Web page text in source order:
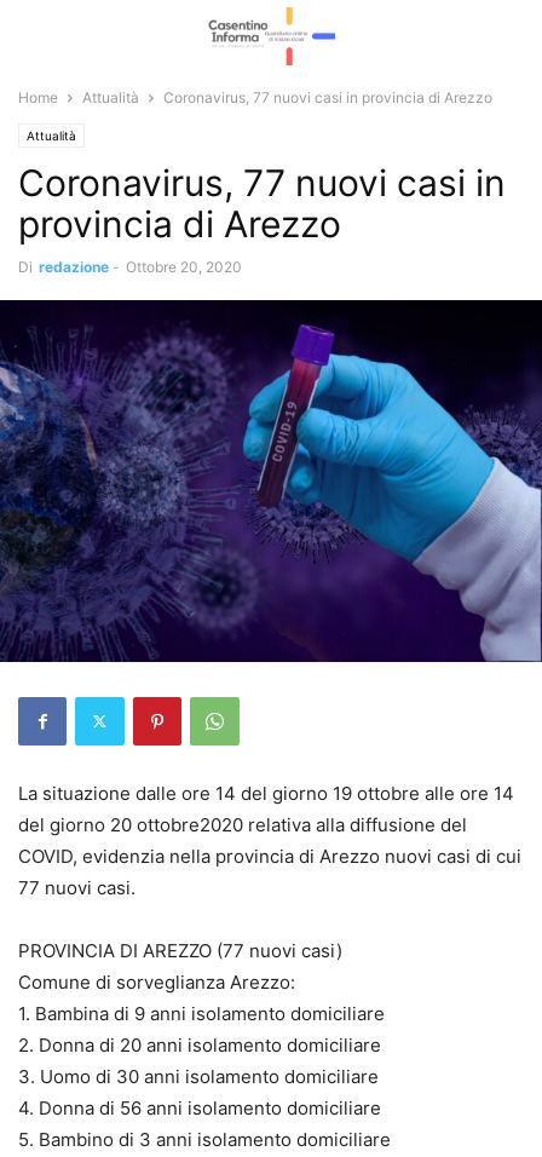
Home Attualità Coronavirus, 77 nuovi casi in provincia di Arezzo
Attualità
Coronavirus, 77 nuovi casi in
provincia di Arezzo
Di redazione - Ottobre 20, 2020
La situazione dalle ore 14 del giorno 19 ottobre alle ore 14
del giorno 20 ottobre2020 relativa alla diffusione del
COVID, evidenzia nella provincia di Arezzo nuovi casi di cui
77 nuovi casi.
PROVINCIA DI AREZZO (77 nuovi casi)
Comune di sorveglianza Arezzo:
1. Bambina di 9 anni isolamento domiciliare
2. Donna di 20 anni isolamento domiciliare
3. Uomo di 30 anni isolamento domiciliare
4. Donna di 56 anni isolamento domiciliare
5. Bambino di 3 anni isolamento domiciliare